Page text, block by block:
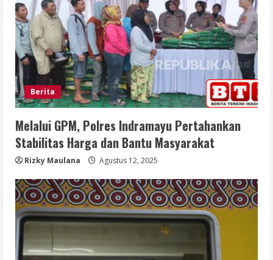
Berita
Melalui GPM, Polres Indramayu Pertahankan
Stabilitas Harga dan Bantu Masyarakat
Rizky Maulana Agustus 12, 2025